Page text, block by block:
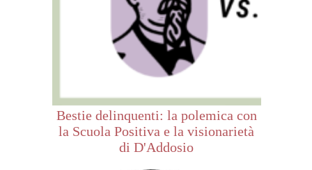
Bestie delinquenti: la polemica con
la Scuola Positiva e la visionarietà
di D'Addosio